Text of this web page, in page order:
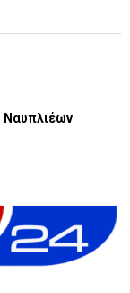
Ναυπλιέων